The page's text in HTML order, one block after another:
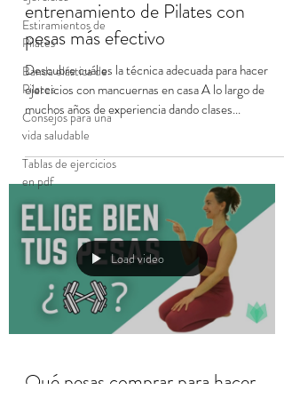
Estiramientos de
Pilates
Banda elástica de
Pilates
Consejos para una
vida saludable
Tablas de ejercicios
en pdf
entrenamiento de Pilates con
pesas más efectivo
Descubre cuál es la técnica adecuada para hacer
ejercicios con mancuernas en casa A lo largo de
muchos años de experiencia dando clases...
Load video
Qué pesas comprar para hacer